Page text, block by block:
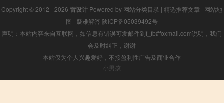
Copyright © 2012 - 2026 雷设计 Powered by 网站分类目录 | 精选推荐文章 | 网站地
图 | 疑难解答 陕ICP备05039492号
声明：本站内容来自互联网，如信息有错误可发邮件到f_fb#foxmail.com说明，我们
会及时纠正，谢谢
本站仅为个人兴趣爱好，不接盈利性广告及商业合作
小男孩